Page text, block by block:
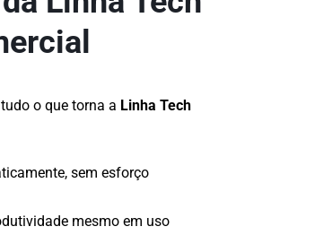
o que torna a Linha Tech
sem esforço
mesmo em uso